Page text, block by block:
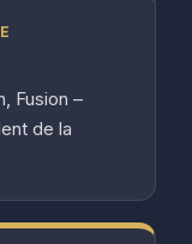
Fusion –
de la